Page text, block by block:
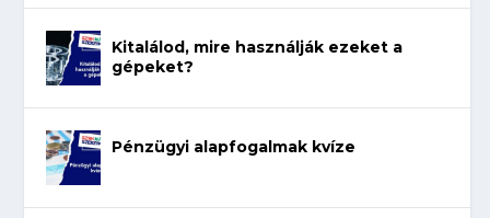
Kitalálod, mire használják ezeket a
gépeket?
Pénzügyi alapfogalmak kvíze